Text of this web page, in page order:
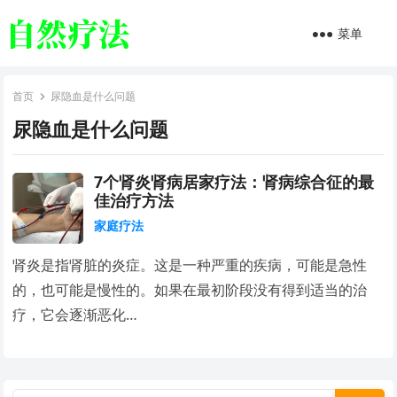
菜单
首页 尿隐血是什么问题
尿隐血是什么问题
7个肾炎肾病居家疗法：肾病综合征的最
佳治疗方法
家庭疗法
肾炎是指肾脏的炎症。这是一种严重的疾病，可能是急性
的，也可能是慢性的。如果在最初阶段没有得到适当的治
疗，它会逐渐恶化…